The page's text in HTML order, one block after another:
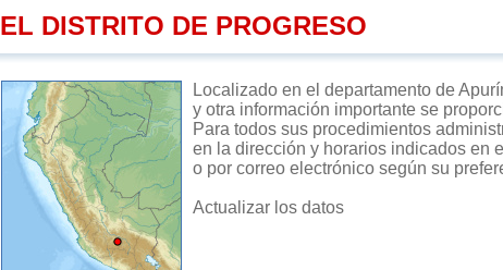
EL DISTRITO DE PROGRESO
Localizado en el departamento de
y otra información importante se
Para todos sus procedimientos
en la dirección y horarios indicados en
o por correo electrónico según su
Actualizar los datos